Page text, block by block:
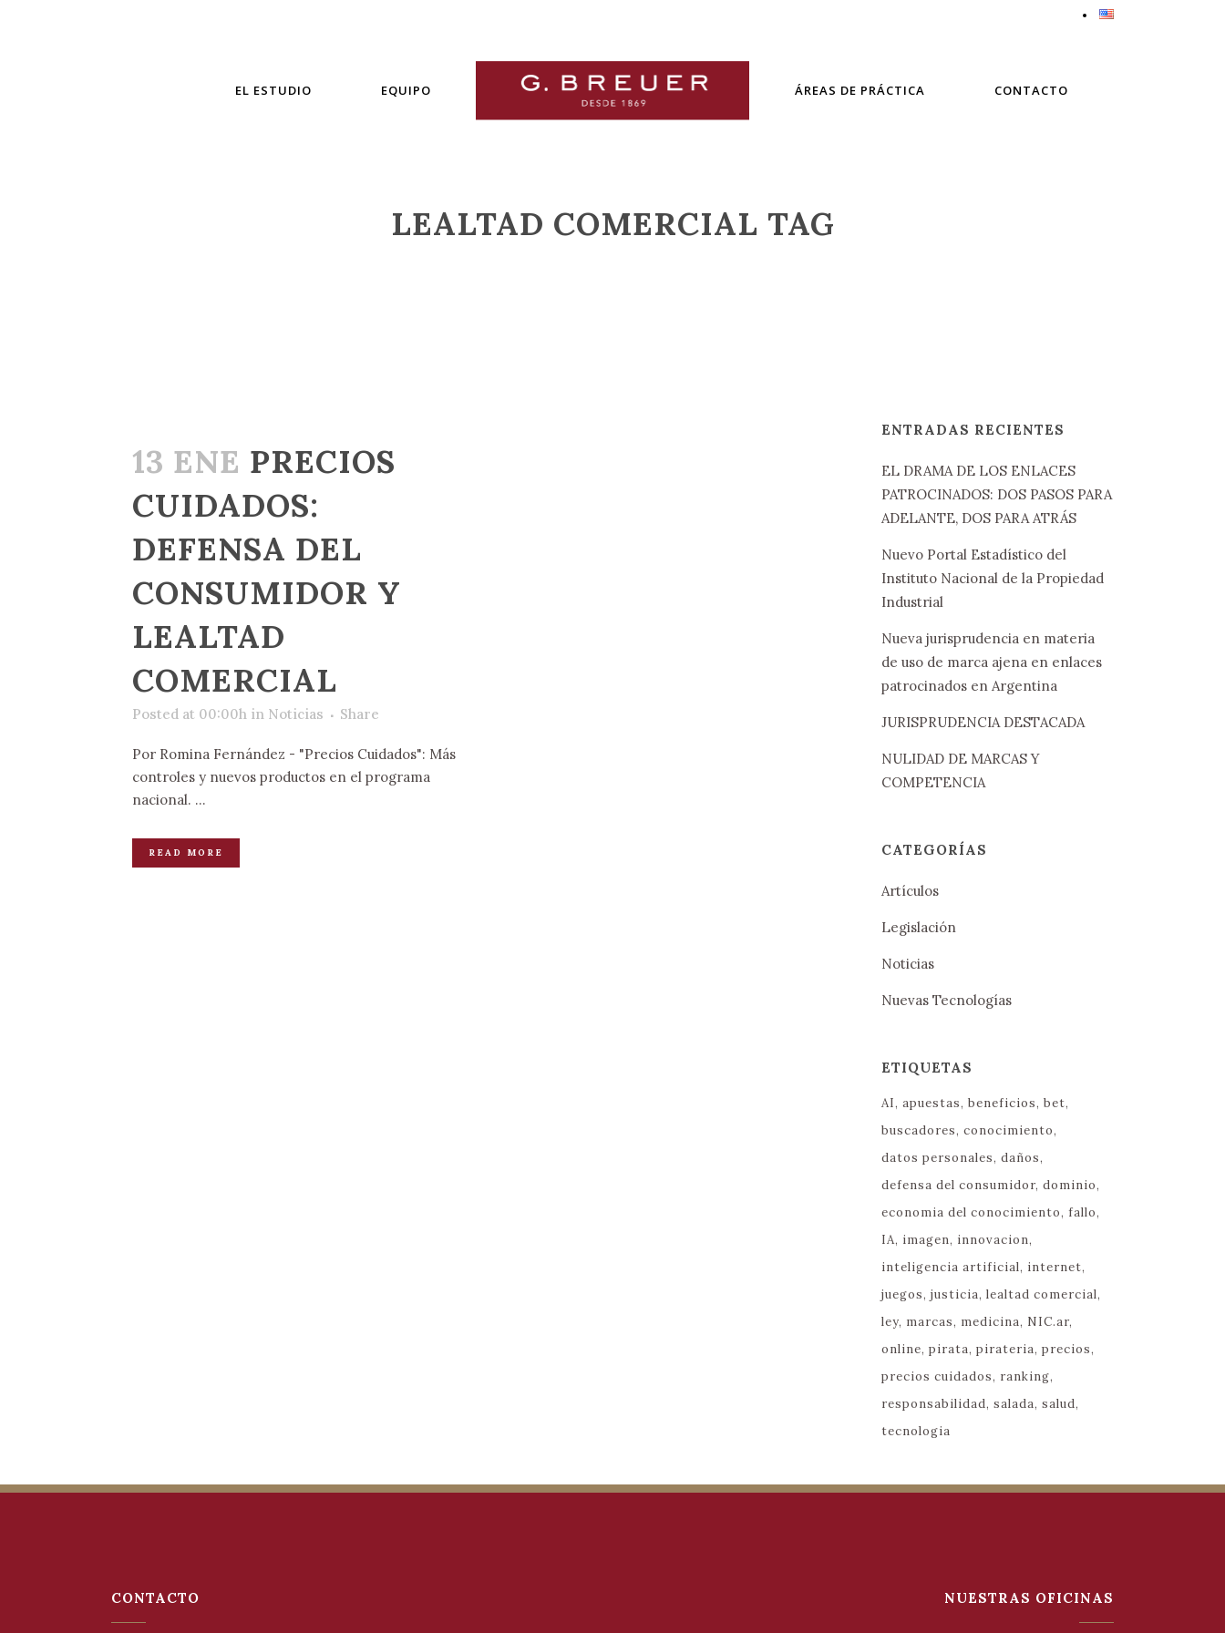
EL ESTUDIO EQUIPO ÁREAS DE PRÁCTICA CONTACTO
LEALTAD COMERCIAL TAG
13 ENE PRECIOS
CUIDADOS:
DEFENSA DEL
CONSUMIDOR Y
LEALTAD
COMERCIAL
Posted at 00:00h in Noticias Share
Por Romina Fernández - "Precios Cuidados": Más
controles y nuevos productos en el programa
nacional. ...
READ MORE
ENTRADAS RECIENTES
EL DRAMA DE LOS ENLACES
PATROCINADOS: DOS PASOS PARA
ADELANTE, DOS PARA ATRÁS
Nuevo Portal Estadístico del
Instituto Nacional de la Propiedad
Industrial
Nueva jurisprudencia en materia
de uso de marca ajena en enlaces
patrocinados en Argentina
JURISPRUDENCIA DESTACADA
NULIDAD DE MARCAS Y
COMPETENCIA
CATEGORÍAS
Artículos
Legislación
Noticias
Nuevas Tecnologías
ETIQUETAS
AI apuestas beneficios bet
buscadores conocimiento
datos personales daños
defensa del consumidor dominio
economia del conocimiento fallo
IA imagen innovacion
inteligencia artificial internet
juegos justicia lealtad comercial
ley marcas medicina NIC.ar
online pirata pirateria precios
precios cuidados
ranking
responsabilidad salada salud
tecnologia
CONTACTO NUESTRAS OFICINAS